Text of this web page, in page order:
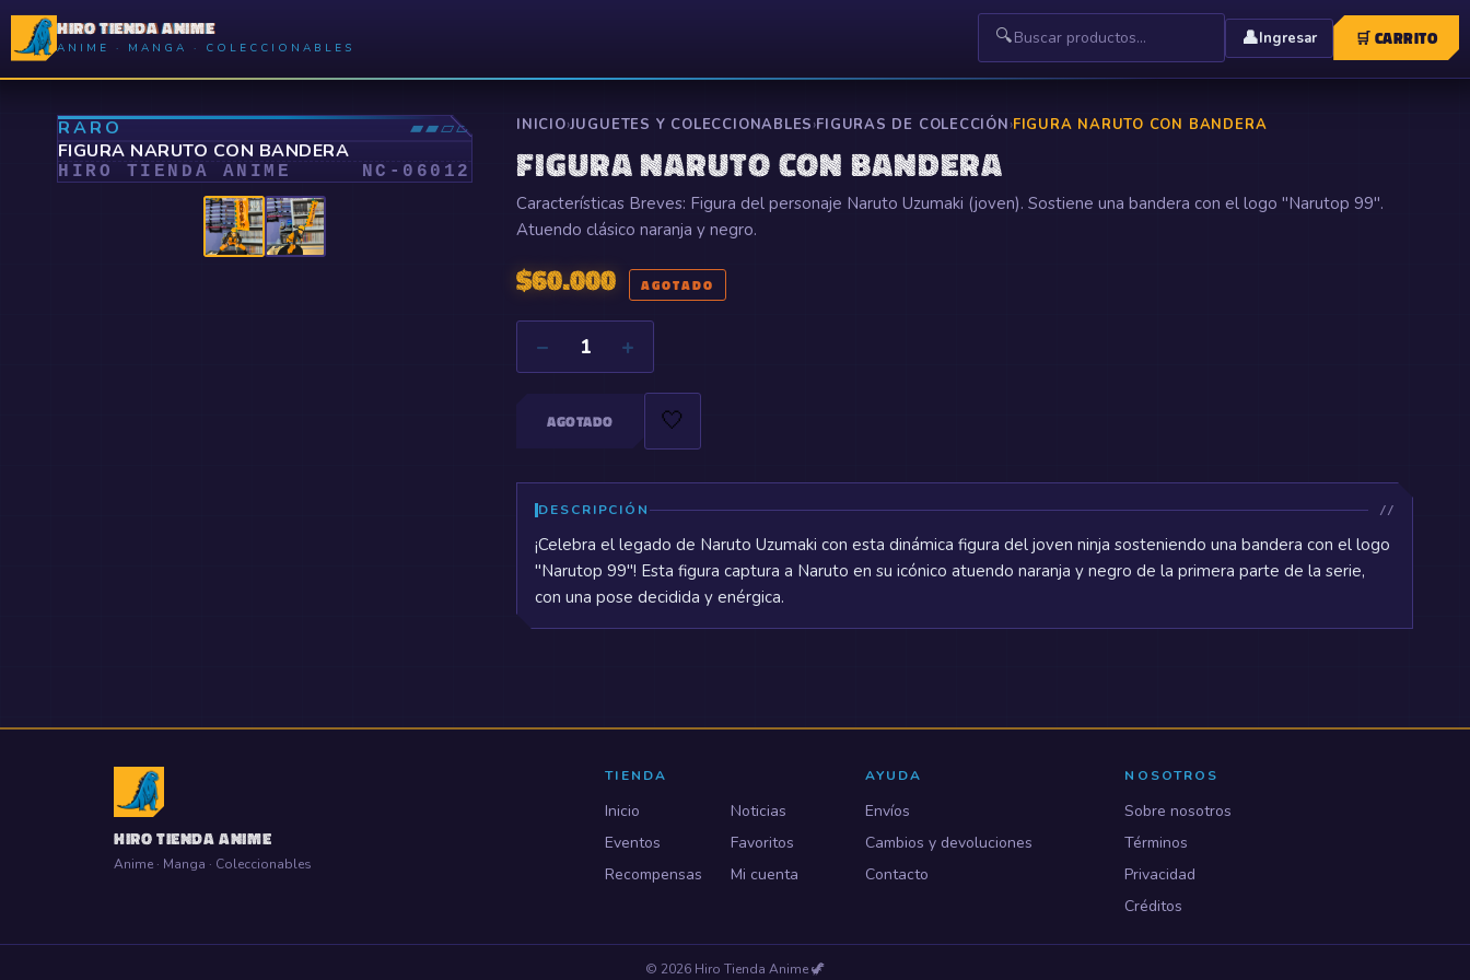
HIRO TIENDA ANIME
ANIME · MANGA · COLECCIONABLES 🔍 👤Ingresar 🛒CARRITO
RARO ▰▰▱▱
⤢
FIGURA NARUTO CON BANDERA
HIRO TIENDA ANIME NC- 06012
INICIO›JUGUETES Y COLECCIONABLES›FIGURAS DE COLECCIÓN›FIGURA NARUTO CON BANDERA
FIGURA NARUTO CON BANDERA
Características Breves: Figura del personaje Naruto Uzumaki (joven). Sostiene una bandera con el logo "Narutop 99".
Atuendo clásico naranja y negro.
$60.000 AGOTADO
− 1 +
AGOTADO 🤍
DESCRIPCIÓN
¡Celebra el legado de Naruto Uzumaki con esta dinámica figura del joven ninja sosteniendo una bandera con el logo
"Narutop 99"! Esta figura captura a Naruto en su icónico atuendo naranja y negro de la primera parte de la serie,
con una pose decidida y enérgica.
HIRO TIENDA ANIME
Anime · Manga · Coleccionables
TIENDA
Inicio
Noticias
Eventos
Favoritos
Recompensas
Mi cuenta
AYUDA
Envíos
Cambios y devoluciones
Contacto
NOSOTROS
Sobre nosotros
Términos
Privacidad
Créditos
© 2026 Hiro Tienda Anime🦖